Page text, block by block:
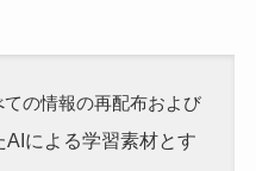
の情報の再配布および
AIによる学習素材とす